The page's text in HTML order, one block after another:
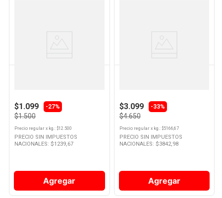
Producto
$1.099 -27%
$1.500
Precio regular x kg.: $12.500
PRECIO SIN IMPUESTOS
NACIONALES: $1239,67
Agregar
Producto
$3.099 -33%
$4.650
Precio regularx kg.: $5166,67
PRECIO SIN IMPUESTOS
NACIONALES: $3842,98
Agregar